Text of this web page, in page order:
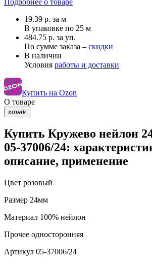
19.39 р. за м
В упаковке по 25 м
484.75 р. за уп.
По сумме заказа – скидки
В наличии
Условия работы и доставки
Купить на Ozon
О товаре
xmark
Купить Кружево нейлон
05-37006/24:
описание, применение
Цвет розовый
Размер 24мм
Материал 100% нейлон
Прочее односторонняя
Артикул 05-37006/24